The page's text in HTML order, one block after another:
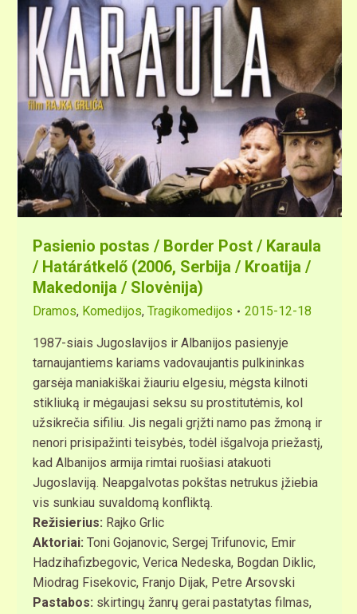
Pasienio postas / Border Post / Karaula
/ Határátkelő (2006, Serbija / Kroatija /
Makedonija / Slovėnija)
Dramos, Komedijos, Tragikomedijos 2015-12-18
1987-siais Jugoslavijos ir Albanijos pasienyje
tarnaujantiems kariams vadovaujantis pulkininkas
garsėja maniakiškai žiauriu elgesiu, mėgsta kilnoti
stikliuką ir mėgaujasi seksu su prostitutėmis, kol
užsikrečia sifiliu. Jis negali grįžti namo pas žmoną ir
nenori prisipažinti teisybės, todėl išgalvoja priežastį,
kad Albanijos armija rimtai ruošiasi atakuoti
Jugoslaviją. Neapgalvotas pokštas netrukus įžiebia
vis sunkiau suvaldomą konfliktą.
Režisierius: Rajko Grlic
Aktoriai: Toni Gojanovic, Sergej Trifunovic, Emir
Hadzihafizbegovic, Verica Nedeska, Bogdan Diklic,
Miodrag Fisekovic, Franjo Dijak, Petre Arsovski
Pastabos: skirtingų žanrų gerai pastatytas filmas,